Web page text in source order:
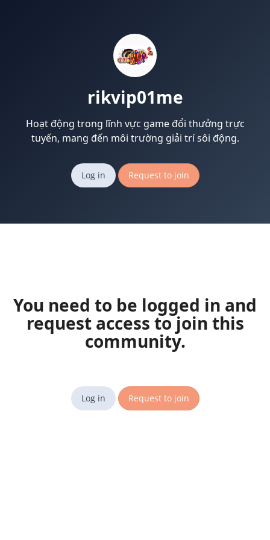
rikvip01me
Hoạt động trong lĩnh vực game đổi thưởng trực
tuyến, mang đến môi trường giải trí sôi động.
Log in Request to join
You need to be logged in and
request access to join this
community.
Log in Request to join